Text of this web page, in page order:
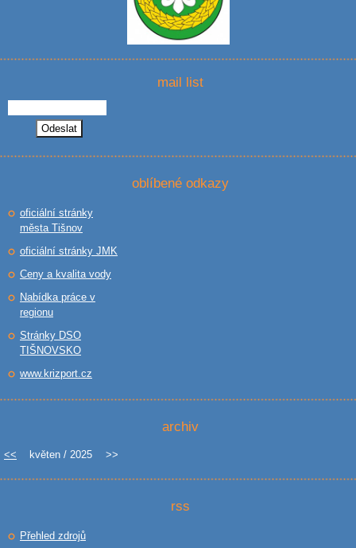
mail list
oblíbené odkazy
oficiální stránky
města Tišnov
oficiální stránky JMK
Ceny a kvalita vody
Nabídka práce v
regionu
Stránky DSO
TIŠNOVSKO
www.krizport.cz
archiv
<< květen / 2025 >>
rss
Přehled zdrojů